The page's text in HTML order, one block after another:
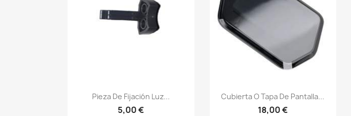
Vista rápida
Pieza De Fijación Luz...
5,00 €
Vista rápida
Cubierta O Tapa De Pantalla...
18,00 €